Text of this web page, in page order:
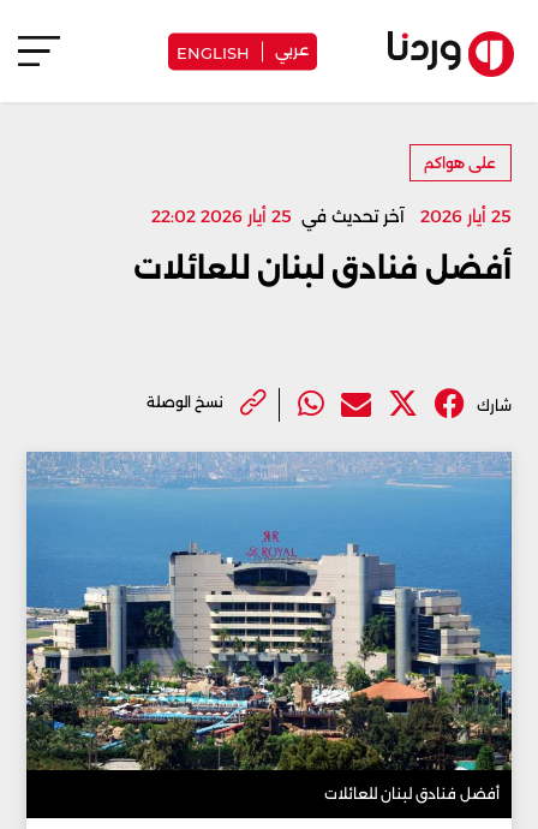
عربي ENGLISH
على هواكم
25 أيار 2026 آخر تحديث في 25 أيار 2026 22:02
أفضل فنادق لبنان للعائلات
شارك نسخ الوصلة
أفضل فنادق لبنان للعائلات